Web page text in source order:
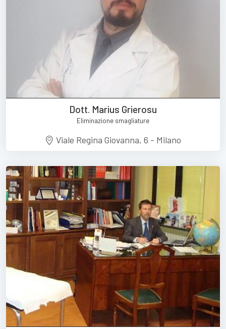
Dott. Marius Grierosu
Eliminazione smagliature
Viale Regina Giovanna, 6 - Milano